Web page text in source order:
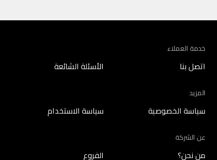
خدمة العملاء
اتصل بنا الأسئلة الشائعة
المزيد
سياسة الخصوصية سياسة الاستخدام
عن الشركة
من نحن؟ الفروع